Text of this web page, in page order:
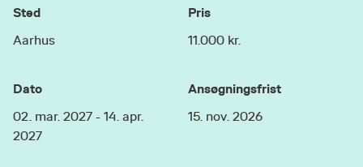
Sted
Aarhus
Pris
11.000 kr.
Dato
02. mar. 2027 - 14. apr.
2027
Ansøgningsfrist
15. nov. 2026